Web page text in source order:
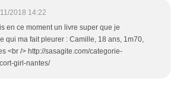
2018 14:22
en ce moment un livre super que je
qui ma fait pleurer : Camille, 18 ans, 1m70,
<br /> http://sasagite.com/categorie-
girl-nantes/